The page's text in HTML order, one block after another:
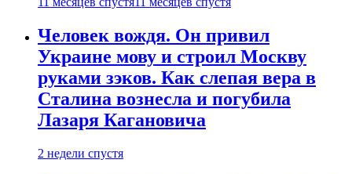
Человек вождя. Он привил
Украине мову и строил Москву
руками зэков. Как слепая вера в
Сталина вознесла и погубила
Лазаря Кагановича
2 недели спустя